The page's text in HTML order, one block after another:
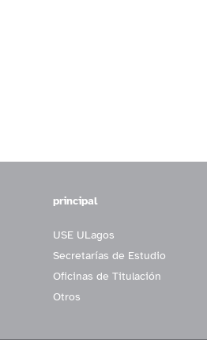
principal
USE ULagos
Secretarías de Estudio
Oficinas de Titulación
Otros